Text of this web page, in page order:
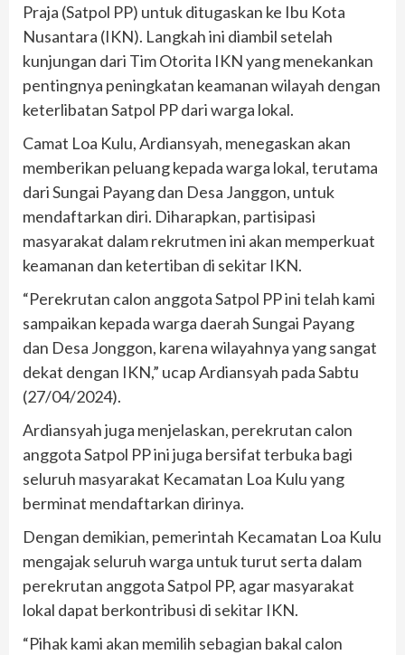
Praja (Satpol PP) untuk ditugaskan ke Ibu Kota
Nusantara (IKN). Langkah ini diambil setelah
kunjungan dari Tim Otorita IKN yang menekankan
pentingnya peningkatan keamanan wilayah dengan
keterlibatan Satpol PP dari warga lokal.
Camat Loa Kulu, Ardiansyah, menegaskan akan
memberikan peluang kepada warga lokal, terutama
dari Sungai Payang dan Desa Janggon, untuk
mendaftarkan diri. Diharapkan, partisipasi
masyarakat dalam rekrutmen ini akan memperkuat
keamanan dan ketertiban di sekitar IKN.
“Perekrutan calon anggota Satpol PP ini telah kami
sampaikan kepada warga daerah Sungai Payang
dan Desa Jonggon, karena wilayahnya yang sangat
dekat dengan IKN,” ucap Ardiansyah pada Sabtu
(27/04/2024).
Ardiansyah juga menjelaskan, perekrutan calon
anggota Satpol PP ini juga bersifat terbuka bagi
seluruh masyarakat Kecamatan Loa Kulu yang
berminat mendaftarkan dirinya.
Dengan demikian, pemerintah Kecamatan Loa Kulu
mengajak seluruh warga untuk turut serta dalam
perekrutan anggota Satpol PP, agar masyarakat
lokal dapat berkontribusi di sekitar IKN.
“Pihak kami akan memilih sebagian bakal calon